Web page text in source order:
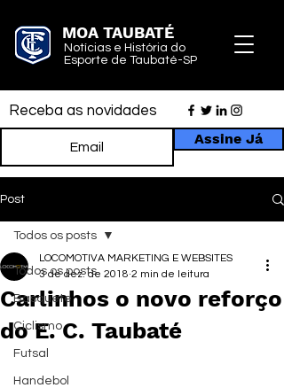
MOA TAUBATÉ
Notícias e História do
Esporte de Taubaté-SP
Receba as novidades
Assine Já
Post
Todos os posts
Basquete
Ciclismo
Futsal
Handebol
Todos os posts
Carlinhos o novo reforço
do E. C. Taubaté
LOCOMOTIVA MARKETING E WEBSITES
3 de dez. de 2018 2 min de leitura